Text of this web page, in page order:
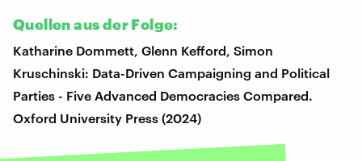
Quellen aus der Folge:
Katharine Dommett, Glenn Kefford, Simon
Kruschinski: Data-Driven Campaigning and Political
Parties - Five Advanced Democracies Compared.
Oxford University Press (2024)